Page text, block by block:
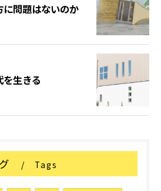
に問題はないのか
を生きる
Tags